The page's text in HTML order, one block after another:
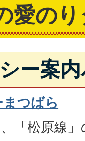
愛の
ー案
つばら
「松原線」